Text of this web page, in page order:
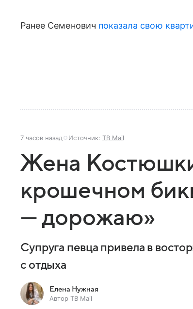
Ранее Семенович показала свою
7 часов назад Источник: ТВ Mail
Жена
крошечном
— дорожаю»
Супруга певца привела в
с отдыха
Елена Нужная
Автор ТВ Mail